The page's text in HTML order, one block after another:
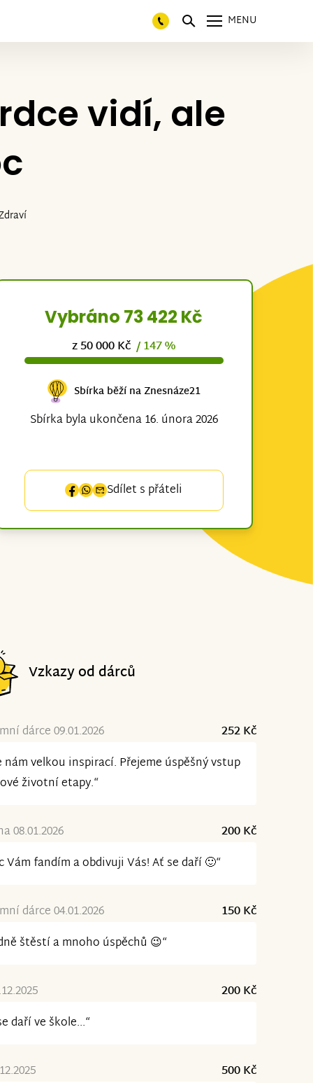
MENU
vidí, ale
Vybráno 73 422 Kč
z 50 000 Kč/ 147 %
Sbírka běží na Znesnáze21
Sbírka byla ukončena 16. února 2026
Sdílet s přáteli
Vzkazy od dárců
dárce 09.01.2026
252 Kč
nám velkou inspirací. Přejeme úspěšný vstup
životní etapy.“
08.01.2026
200 Kč
Vám fandím a obdivuji Vás! Ať se daří 🙂“
dárce 04.01.2026
150 Kč
štěstí a mnoho úspěchů 😉“
200 Kč
daří ve škole...“
500 Kč